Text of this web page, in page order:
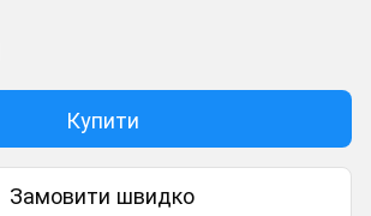
Купити
Замовити швидко